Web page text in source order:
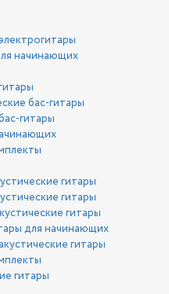
начинающих
бас-гитары
гитары
гитары
гитары
гитары
для начинающих
гитары
гитары